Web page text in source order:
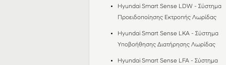
Hyundai Smart Sense LDW - Σύστημα
Προειδοποίησης Εκτροπής Λωρίδας
Hyundai Smart Sense LKA - Σύστημα
Υποβοήθησης Διατήρησης Λωρίδας
Hyundai Smart Sense LFA - Σύστημα